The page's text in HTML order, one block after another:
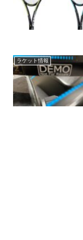
ラケット情報